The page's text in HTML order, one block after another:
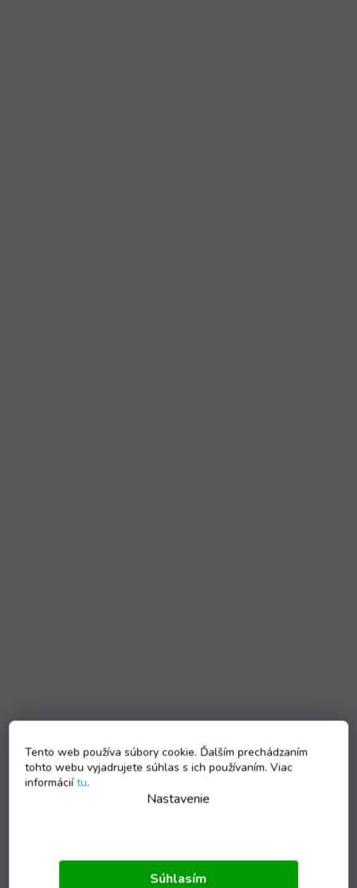
Tento web používa súbory cookie. Ďalším prechádzaním
tohto webu vyjadrujete súhlas s ich používaním. Viac
informáciítu.
Nastavenie
Súhlasím